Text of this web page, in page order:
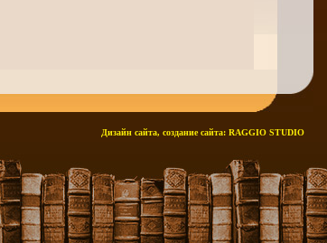
Дизайн сайта, создание сайта: RAGGIO STUDIO